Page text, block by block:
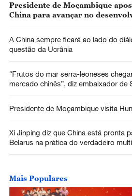
Presidente de Moçambique
China para avançar no
A China sempre ficará ao lado do
questão da Ucrânia
“Frutos do mar serra-leoneses
mercado chinês”, diz embaixador de
Presidente de Moçambique visita
Xi Jinping diz que China está pronta
Belarus na prática do verdadeiro
Mais Populares